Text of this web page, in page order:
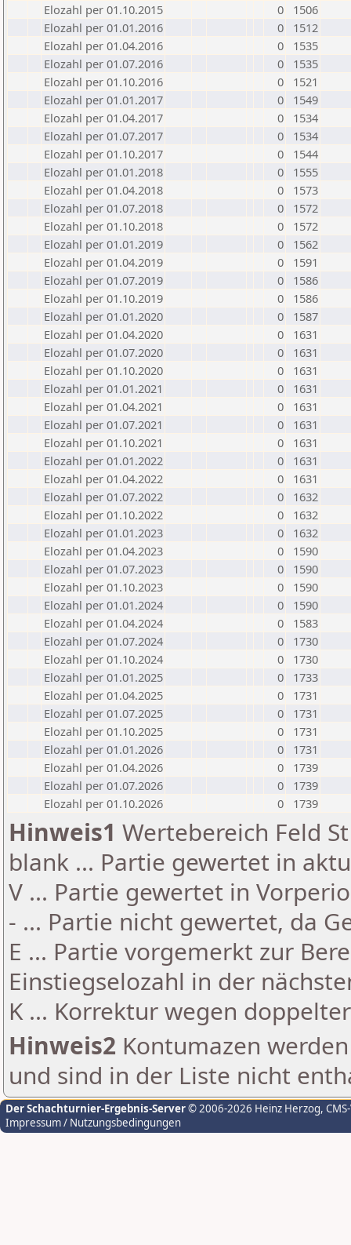
Elozahl per 01.10.2015
0
1506
Elozahl per 01.01.2016
0
1512
Elozahl per 01.04.2016
0
1535
Elozahl per 01.07.2016
0
1535
Elozahl per 01.10.2016
0
1521
Elozahl per 01.01.2017
0
1549
Elozahl per 01.04.2017
0
1534
Elozahl per 01.07.2017
0
1534
Elozahl per 01.10.2017
0
1544
Elozahl per 01.01.2018
0
1555
Elozahl per 01.04.2018
0
1573
Elozahl per 01.07.2018
0
1572
Elozahl per 01.10.2018
0
1572
Elozahl per 01.01.2019
0
1562
Elozahl per 01.04.2019
0
1591
Elozahl per 01.07.2019
0
1586
Elozahl per 01.10.2019
0
1586
Elozahl per 01.01.2020
0
1587
Elozahl per 01.04.2020
0
1631
Elozahl per 01.07.2020
0
1631
Elozahl per 01.10.2020
0
1631
Elozahl per 01.01.2021
0
1631
Elozahl per 01.04.2021
0
1631
Elozahl per 01.07.2021
0
1631
Elozahl per 01.10.2021
0
1631
Elozahl per 01.01.2022
0
1631
Elozahl per 01.04.2022
0
1631
Elozahl per 01.07.2022
0
1632
Elozahl per 01.10.2022
0
1632
Elozahl per 01.01.2023
0
1632
Elozahl per 01.04.2023
0
1590
Elozahl per 01.07.2023
0
1590
Elozahl per 01.10.2023
0
1590
Elozahl per 01.01.2024
0
1590
Elozahl per 01.04.2024
0
1583
Elozahl per 01.07.2024
0
1730
Elozahl per 01.10.2024
0
1730
Elozahl per 01.01.2025
0
1733
Elozahl per 01.04.2025
0
1731
Elozahl per 01.07.2025
0
1731
Elozahl per 01.10.2025
0
1731
Elozahl per 01.01.2026
0
1731
Elozahl per 01.04.2026
0
1739
Elozahl per 01.07.2026
0
1739
Elozahl per 01.10.2026
0 1739
Hinweis1 Wertebereich Feld
blank ... Partie gewertet in
V ... Partie gewertet in
- ... Partie nicht gewertet, da
E ... Partie vorgemerkt zur
Einstiegselozahl in der
K ... Korrektur wegen
Hinweis2 Kontumazen
und sind in der Liste nicht
Der Schachturnier-Ergebnis-Server© 2006-2026 Heinz Herzog,
Impressum / Nutzungsbedingungen